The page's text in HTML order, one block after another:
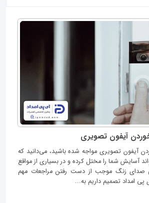
آیفون تصویری
آیفون تصویری مواجه شده باشید، می‌دانید که
آسایش شما را مختل کرده و در بسیاری از مواقع
صدای زنگ موجب از دست رفتن مراجعات مهم
پی امداد تصمیم داریم به...